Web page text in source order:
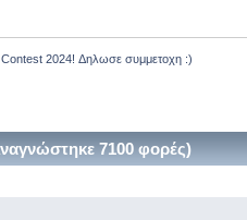
2024! Δηλωσε συμμετοχη :)
7100 φορές)